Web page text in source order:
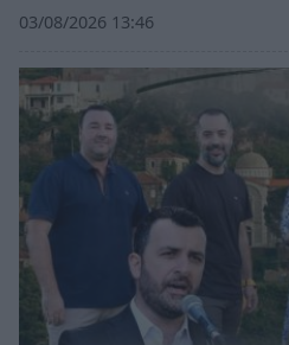
03/08/2026 13:46